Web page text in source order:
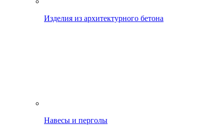
Изделия из архитектурного бетона
Навесы и перголы